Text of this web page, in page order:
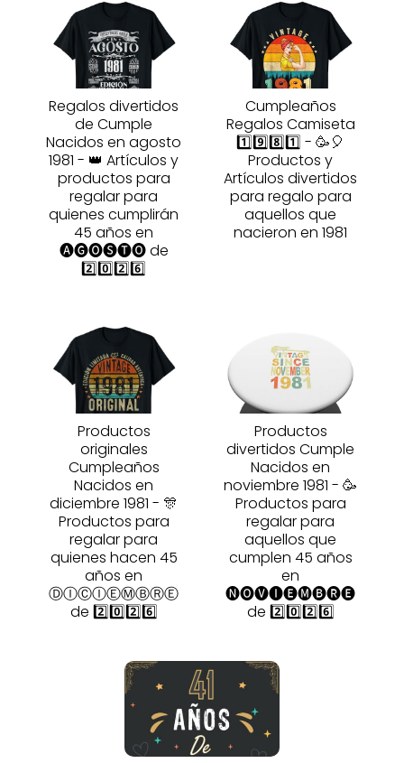
Regalos divertidos
de Cumple
Nacidos en agosto
1981 - 👑 Artículos y
productos para
regalar para
quienes cumplirán
45 años en
🅐🅖🅞🅢🅣🅞 de
2️⃣0️⃣2️⃣6️⃣
Cumpleaños
Regalos Camiseta
1️⃣9️⃣8️⃣1️⃣ - 🥳🎈
Productos y
Artículos divertidos
para regalo para
aquellos que
nacieron en 1981
Productos
originales
Cumpleaños
Nacidos en
diciembre 1981 - 🎊
Productos para
regalar para
quienes hacen 45
años en
ⒹⒾⒸⒾⒺⓂⒷⓇⒺ
de 2️⃣0️⃣2️⃣6️⃣
Productos
divertidos Cumple
Nacidos en
noviembre 1981 - 🥳
Productos para
regalar para
aquellos que
cumplen 45 años
en
🅝🅞🅥🅘🅔🅜🅑🅡🅔
de 2️⃣0️⃣2️⃣6️⃣